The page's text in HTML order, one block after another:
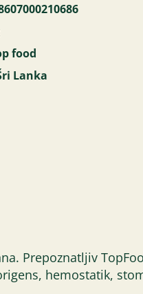
food
Lanka
Prepoznatljiv
hemostatik,